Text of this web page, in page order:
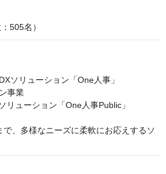
505名）
ソリューション「One人事」
事業
ューション「One人事Public」
、多様なニーズに柔軟にお応えするソ